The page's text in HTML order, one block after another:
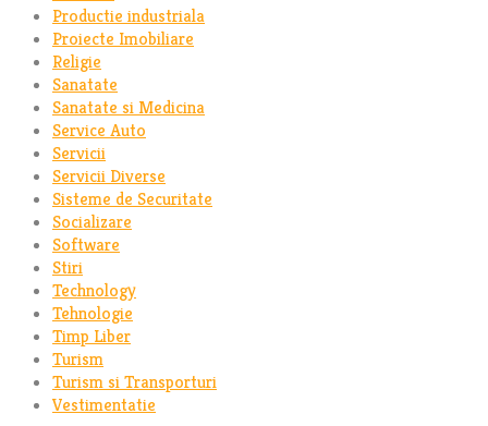
Productie industriala
Proiecte Imobiliare
Religie
Sanatate
Sanatate si Medicina
Service Auto
Servicii
Servicii Diverse
Sisteme de Securitate
Socializare
Software
Stiri
Technology
Tehnologie
Timp Liber
Turism
Turism si Transporturi
Vestimentatie